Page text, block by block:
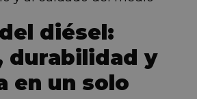
diésel:
durabilidad y
en un solo